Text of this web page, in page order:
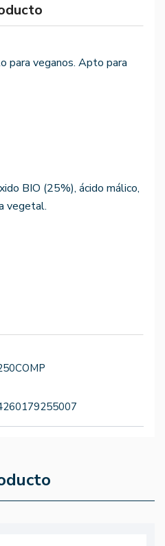
para veganos. Apto para
BIO (25%), ácido málico,
vegetal.